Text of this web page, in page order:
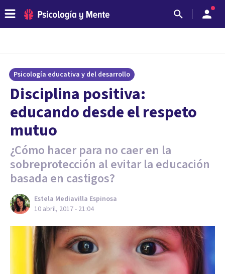
Psicología educativa y del desarrollo
Disciplina positiva:
educando desde el respeto
mutuo
¿Cómo hacer para no caer en la
sobreprotección al evitar la educación
basada en castigos?
Estela Mediavilla Espinosa
10 abril, 2017 - 21:04